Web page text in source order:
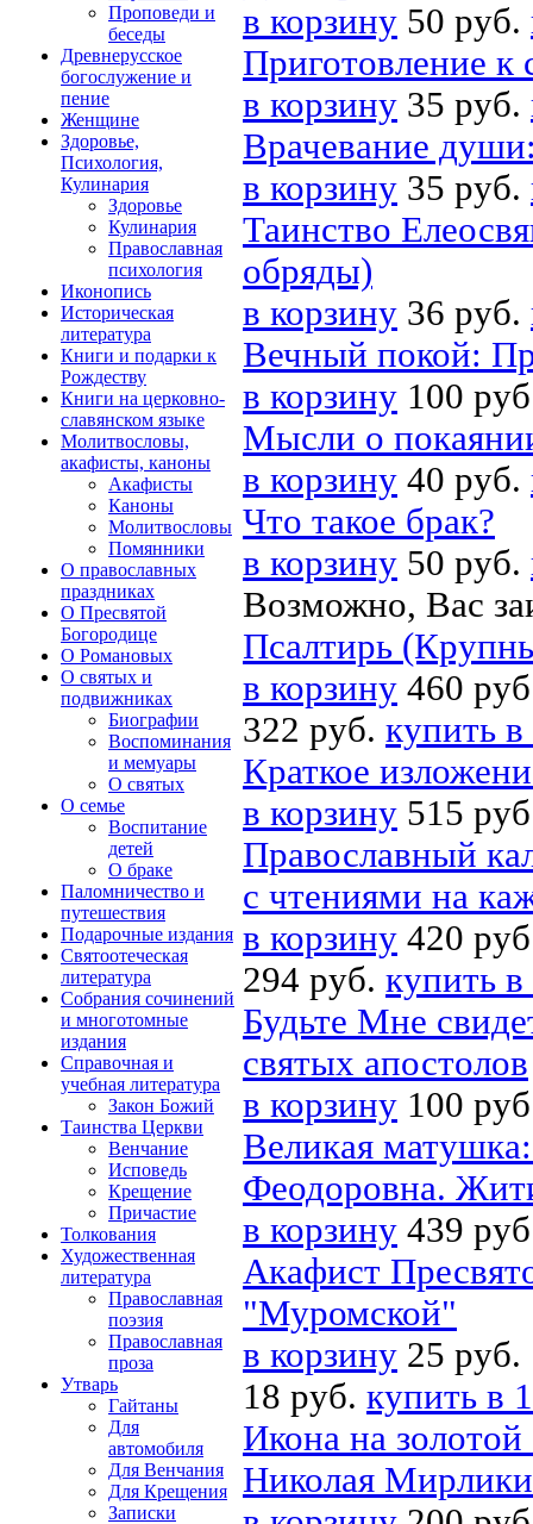
Проповеди и
беседы
Древнерусское
богослужение и
пение
Женщине
Здоровье,
Психология,
Кулинария
Здоровье
Кулинария
Православная
психология
Иконопись
Историческая
литература
Книги и подарки к
Рождеству
Книги на церковно-
славянском языке
Молитвословы,
акафисты, каноны
Акафисты
Каноны
Молитвословы
Помянники
О православных
праздниках
О Пресвятой
Богородице
О Романовых
О святых и
подвижниках
Биографии
Воспоминания
и мемуары
О святых
О семье
Воспитание
детей
О браке
Паломничество и
путешествия
Подарочные издания
Святоотеческая
литература
Собрания сочинений
и многотомные
издания
Справочная и
учебная литература
Закон Божий
Таинства Церкви
Венчание
Исповедь
Крещение
Причастие
Толкования
Художественная
литература
Православная
поэзия
Православная
проза
Утварь
Гайтаны
Для
автомобиля
Для Венчания
Для Крещения
Записки
в корзину 50 руб.
Приготовление к
в корзину 35 руб.
Врачевание
в корзину 35 руб.
Таинство
обряды)
в корзину 36 руб.
Вечный покой:
в корзину 100
Мысли о
в корзину 40 руб.
Что такое брак?
в корзину 50 руб.
Возможно, Вас
Псалтирь
в корзину 460
322 руб. купить
Краткое
в корзину 515
Православный
с чтениями на
в корзину 420
294 руб. купить
Будьте Мне
святых апостолов
в корзину 100
Великая
Феодоровна.
в корзину 439
Акафист
"Муромской"
в корзину 25 руб.
18 руб. купить в
Икона на
Николая